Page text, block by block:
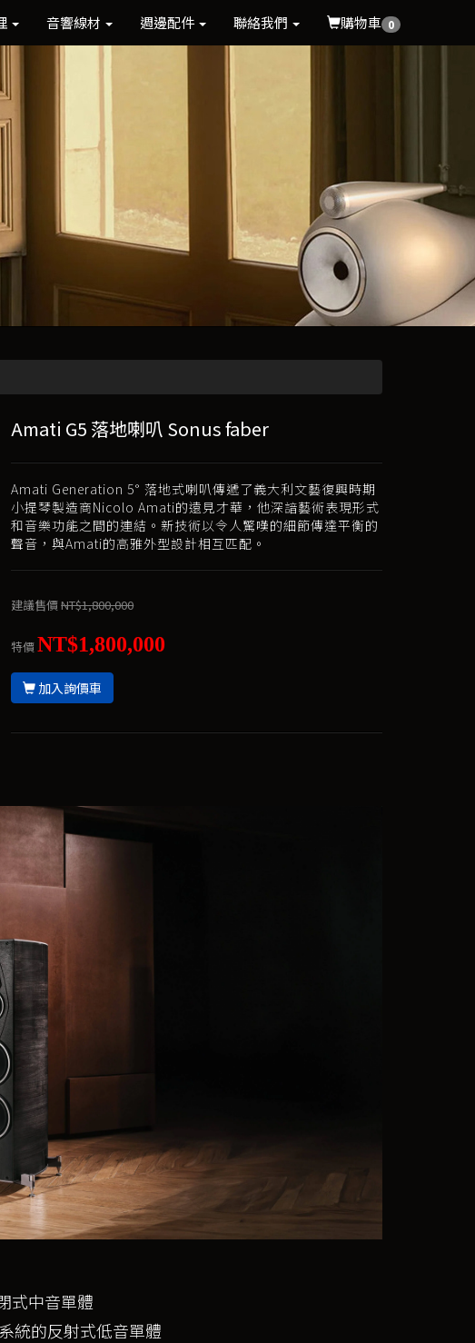
音響線材 週邊配件 聯絡我們 購物車 0
Amati G5 落地喇叭 Sonus faber
Amati Generation 5° 落地式喇叭傳遞了義大利文藝復興時期
小提琴製造商Nicolo Amati的遠見才華，他深諳藝術表現形式
和音樂功能之間的連結。新技術以令人驚嘆的細節傳達平衡的
聲音，與Amati的高雅外型設計相互匹配。
建議售價NT$1,800,000
特價NT$1,800,000
加入詢價車
式中音單體
統的反射式低音單體